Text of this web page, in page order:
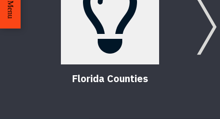
Florida Counties
Menu